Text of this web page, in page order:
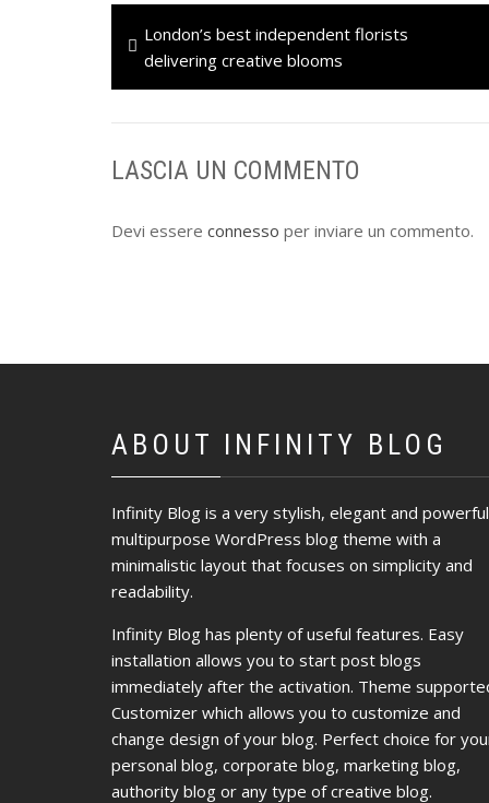
Navigazione
articoli
Previous
post:
London’s best independent florists
delivering creative blooms
LASCIA UN COMMENTO
Devi essere connesso per inviare un commento.
ABOUT INFINITY BLOG
Infinity Blog is a very stylish, elegant and powerful
multipurpose WordPress blog theme with a
minimalistic layout that focuses on simplicity and
readability.
Infinity Blog has plenty of useful features. Easy
installation allows you to start post blogs
immediately after the activation. Theme
Customizer which allows you to customize and
change design of your blog. Perfect choice for
personal blog, corporate blog, marketing blog,
authority blog or any type of creative blog.